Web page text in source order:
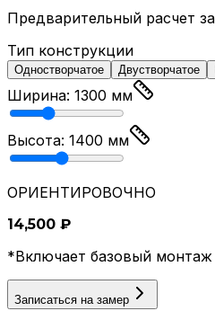
Предварительный расчет
Тип конструкции
Одностворчатое Двустворчатое
Ширина: 1300 мм
Высота: 1400 мм
ОРИЕНТИРОВОЧНО
14,500 ₽
*Включает базовый
Записаться на замер